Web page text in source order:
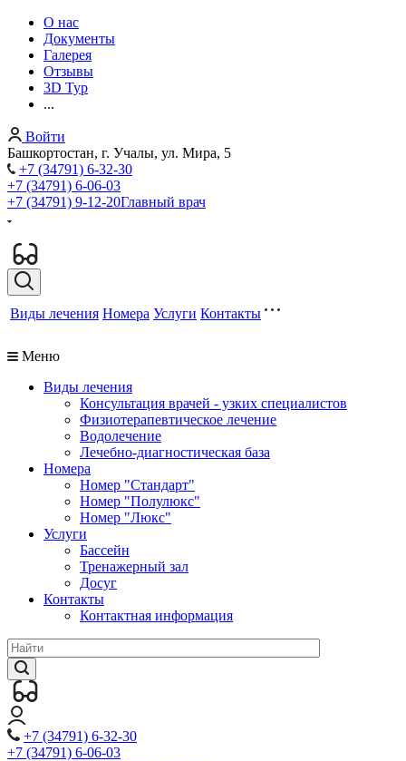
О нас
Документы
Галерея
Отзывы
3D Тур
...
Войти
Башкортостан, г. Учалы, ул. Мира, 5
+7 (34791) 6-32-30
+7 (34791) 6-06-03
+7 (34791) 9-12-20Главный врач
Виды лечения Номера Услуги Контакты
Меню
Виды лечения
Консультация врачей - узких специалистов
Физиотерапевтическое лечение
Водолечение
Лечебно-диагностическая база
Номера
Номер "Стандарт"
Номер "Полулюкс"
Номер "Люкс"
Услуги
Бассейн
Тренажерный зал
Досуг
Контакты
Контактная информация
+7 (34791) 6-32-30
+7 (34791) 6-06-03